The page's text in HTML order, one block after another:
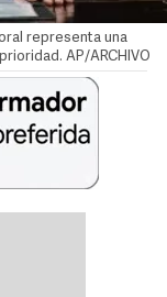
representa una
AP/ARCHIVO